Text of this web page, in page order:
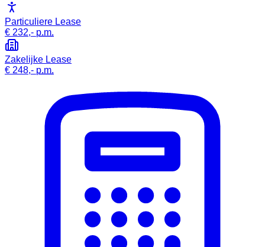
Particuliere Lease
€ 232,- p.m.
Zakelijke Lease
€ 248,- p.m.